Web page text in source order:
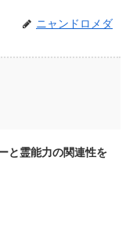
ニャンドロメダ
と霊能力の関連性を